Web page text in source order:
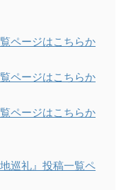
ページはこちらか
ページはこちらか
ページはこちらか
巡礼』投稿一覧ペ